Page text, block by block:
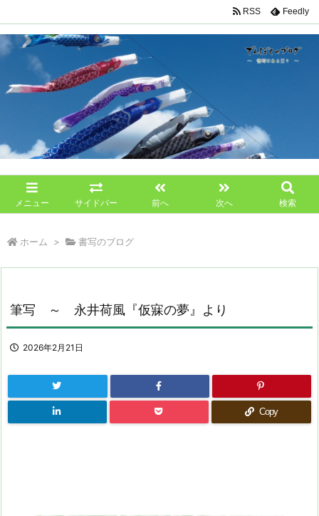
メニュー サイドバー 前へ 次へ 検索
RSS Feedly
ホーム > 書写のブログ
筆写 ～ 永井荷風『仮寐の夢』より
2026年2月21日
Copy